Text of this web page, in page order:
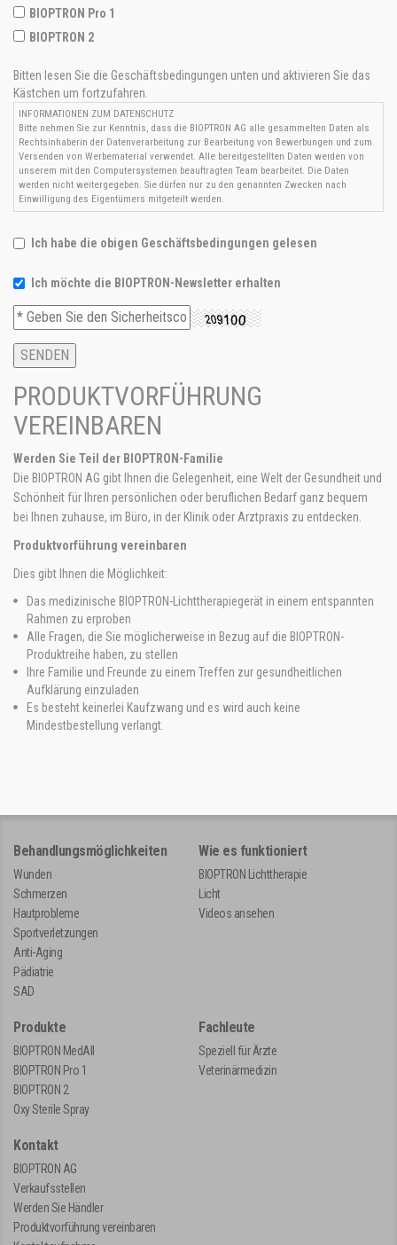
BIOPTRON Pro 1
BIOPTRON 2
Bitten lesen Sie die Geschäftsbedingungen unten und aktivieren Sie das
Kästchen um fortzufahren.
INFORMATIONEN ZUM DATENSCHUTZ
Bitte nehmen Sie zur Kenntnis, dass die BIOPTRON AG alle gesammelten Daten als
Rechtsinhaberin der Datenverarbeitung zur Bearbeitung von Bewerbungen und zum
Versenden von Werbematerial verwendet. Alle bereitgestellten Daten werden von
unserem mit den Computersystemen beauftragten Team bearbeitet. Die Daten
werden nicht weitergegeben. Sie dürfen nur zu den genannten Zwecken nach
Einwilligung des Eigentümers mitgeteilt werden.
Ich habe die obigen Geschäftsbedingungen gelesen
Ich möchte die BIOPTRON-Newsletter erhalten
PRODUKTVORFÜHRUNG
VEREINBAREN
Werden Sie Teil der BIOPTRON-Familie
Die BIOPTRON AG gibt Ihnen die Gelegenheit, eine Welt der Gesundheit und
Schönheit für Ihren persönlichen oder beruflichen Bedarf ganz bequem
bei Ihnen zuhause, im Büro, in der Klinik oder Arztpraxis zu entdecken.
Produktvorführung vereinbaren
Dies gibt Ihnen die Möglichkeit:
Das medizinische BIOPTRON-Lichttherapiegerät in einem entspannten
Rahmen zu erproben
Alle Fragen, die Sie möglicherweise in Bezug auf die BIOPTRON-
Produktreihe haben, zu stellen
Ihre Familie und Freunde zu einem Treffen zur gesundheitlichen
Aufklärung einzuladen
Es besteht keinerlei Kaufzwang und es wird auch keine
Mindestbestellung verlangt.
Behandlungsmöglichkeiten
Wunden
Schmerzen
Hautprobleme
Sportverletzungen
Anti-Aging
Pädiatrie
SAD
Wie es funktioniert
BIOPTRON Lichttherapie
Licht
Videos ansehen
Produkte
BIOPTRON MedAll
BIOPTRON Pro 1
BIOPTRON 2
Oxy Sterile Spray
Fachleute
Speziell für Ärzte
Veterinärmedizin
Kontakt
BIOPTRON AG
Verkaufsstellen
Werden Sie Händler
Produktvorführung vereinbaren